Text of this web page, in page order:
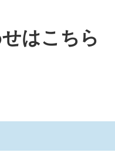
はこちら